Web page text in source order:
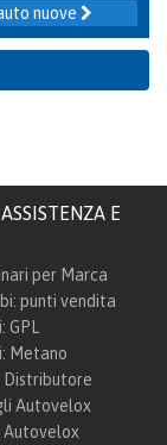
nuove
E
per Marca
punti vendita
GPL
Metano
Distributore
Autovelox
Autovelox